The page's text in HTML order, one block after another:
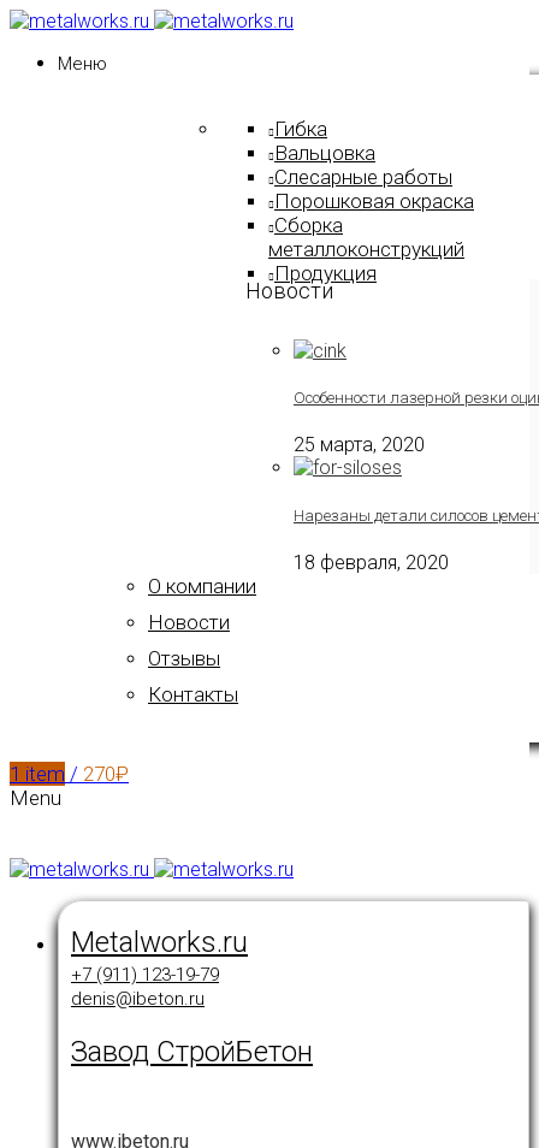
Меню
Гибка
Вальцовка
Слесарные работы
Порошковая окраска
Сборка
металлоконструкций
Продукция
Новости
Особенности лазерной резки
25 марта, 2020
Нарезаны детали силосов
18 февраля, 2020
О компании
Новости
Отзывы
Контакты
1 item / 270₽
Menu
Metalworks.ru
+7 (911) 123-19-79
denis@ibeton.ru
Завод СтройБетон
www.ibeton.ru